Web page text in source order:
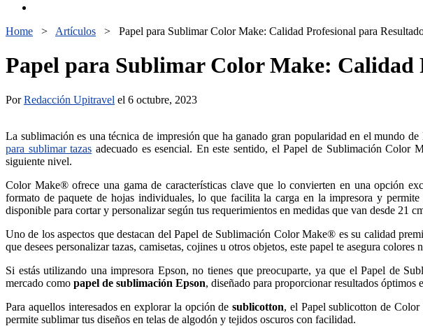
Home > Artículos > Papel para Sublimar Color Make: Calidad Profesional para
Papel para Sublimar Color Make: Calidad
PorRedacción Upitravel el 6 octubre, 2023
La sublimación es una técnica de impresión que ha ganado gran popularidad en el mundo
para sublimar tazas adecuado es esencial. En este sentido, el Papel de Sublimación
siguiente nivel.
Color Make® ofrece una gama de características clave que lo convierten en una opción
formato de paquete de hojas individuales, lo que facilita la carga en la impresora y
disponible para cortar y personalizar según tus requerimientos en medidas que van desde 21
Uno de los aspectos que destacan del Papel de Sublimación Color Make® es su calidad
que desees personalizar tazas, camisetas, cojines u otros objetos, este papel te asegura
Si estás utilizando una impresora Epson, no tienes que preocuparte, ya que el Papel de
mercado como papel de sublimación Epson, diseñado para proporcionar resultados
Para aquellos interesados en explorar la opción desublicotton, el Papel sublicotton de
permite sublimar tus diseños en telas de algodón y tejidos oscuros con facilidad.